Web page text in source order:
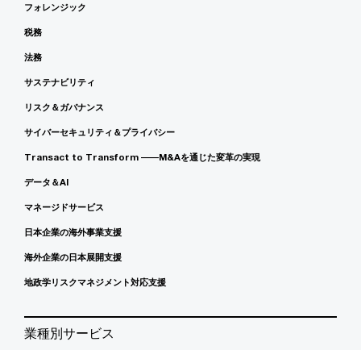
フォレンジック
税務
法務
サステナビリティ
リスク＆ガバナンス
サイバーセキュリティ＆プライバシー
Transact to Transform ――M&Aを通じた変革の実現
データ＆AI
マネージドサービス
日本企業の海外事業支援
海外企業の日本展開支援
地政学リスクマネジメント対応支援
業種別サービス